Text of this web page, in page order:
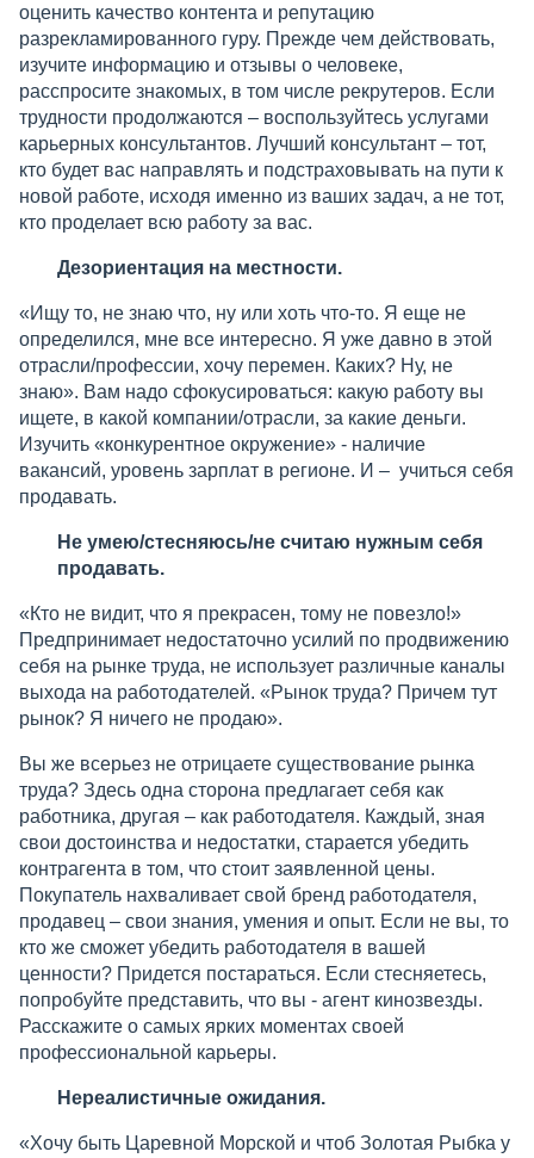
оценить качество контента и репутацию
разрекламированного гуру. Прежде чем действовать,
изучите информацию и отзывы о человеке,
расспросите знакомых, в том числе рекрутеров. Если
трудности продолжаются – воспользуйтесь услугами
карьерных консультантов. Лучший консультант – тот,
кто будет вас направлять и подстраховывать на пути к
новой работе, исходя именно из ваших задач, а не тот,
кто проделает всю работу за вас.
Дезориентация на местности.
«Ищу то, не знаю что, ну или хоть что-то. Я еще не
определился, мне все интересно. Я уже давно в этой
отрасли/профессии, хочу перемен. Каких? Ну, не
знаю». Вам надо сфокусироваться: какую работу вы
ищете, в какой компании/отрасли, за какие деньги.
Изучить «конкурентное окружение» - наличие
вакансий, уровень зарплат в регионе. И – учиться себя
продавать.
Не умею/стесняюсь/не считаю нужным себя
продавать.
«Кто не видит, что я прекрасен, тому не повезло!»
Предпринимает недостаточно усилий по продвижению
себя на рынке труда, не использует различные каналы
выхода на работодателей. «Рынок труда? Причем тут
рынок? Я ничего не продаю».
Вы же всерьез не отрицаете существование рынка
труда? Здесь одна сторона предлагает себя как
работника, другая – как работодателя. Каждый, зная
свои достоинства и недостатки, старается убедить
контрагента в том, что стоит заявленной цены.
Покупатель нахваливает свой бренд работодателя,
продавец – свои знания, умения и опыт. Если не вы, то
кто же сможет убедить работодателя в вашей
ценности? Придется постараться. Если стесняетесь,
попробуйте представить, что вы - агент кинозвезды.
Расскажите о самых ярких моментах своей
профессиональной карьеры.
Нереалистичные ожидания.
«Хочу быть Царевной Морской и чтоб Золотая Рыбка у